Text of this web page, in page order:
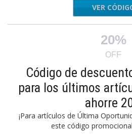
VER
20%
OFF
Código de
para los últimos
ahorre
¡Para artículos de Última
este código